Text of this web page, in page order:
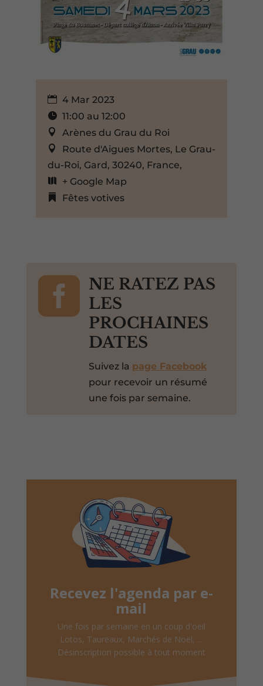
4 Mar 2023
11:00 au 12:00
Arènes du Grau du Roi
Route d'Aigues Mortes, Le Grau-
du-Roi, Gard, 30240, France,
+ Google Map
Fêtes votives

NE RATEZ PAS
LES
PROCHAINES
DATES
Suivez la page Facebook
pour recevoir un résumé
une fois par semaine.
Recevez l'agenda par e-
mail
Une fois par semaine en un coup d'oeil
Lotos, Taureaux, Marchés de Noël, ...
Désinscription possible à tout moment